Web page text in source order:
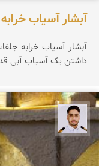
آبشار آسیاب
آبشار آسیاب خرابه
داشتن یک آسیاب آبی
سعید جواهری